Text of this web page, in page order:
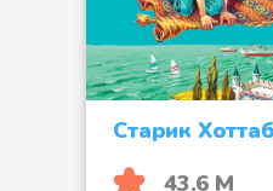
Старик
43.6 М